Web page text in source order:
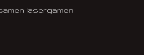
lasergamen